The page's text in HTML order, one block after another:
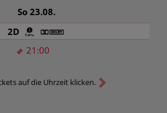
So 23.08.
21:00
2D
auf die Uhrzeit klicken.